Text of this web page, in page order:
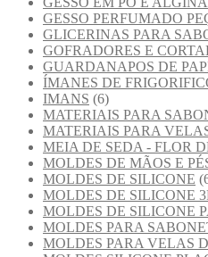
GESSO PERFUMADO
GLICERINAS PARA
GOFRADORES E
GUARDANAPOS DE
ÍMANES DE
IMANS (6)
MATERIAIS PARA
MATERIAIS PARA
MEIA DE SEDA - FLOR
MOLDES DE MÃOS E
MOLDES DE SILICONE
MOLDES DE SILICONE
MOLDES DE SILICONE
MOLDES PARA
MOLDES PARA VELAS